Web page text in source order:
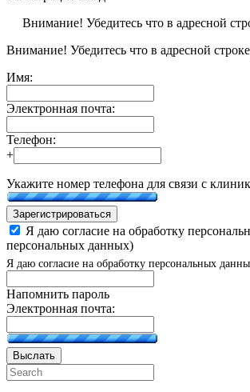
Внимание! Убедитесь что в адресной
Внимание! Убедитесь что в адресной
Имя:
Электронная почта:
Телефон:
+
Укажите номер телефона для связи с
Зарегистрироваться
Я даю согласие на обработку
персональных данных)
Я даю согласие на обработку персональных
Напомнить пароль
Электронная почта:
Выслать